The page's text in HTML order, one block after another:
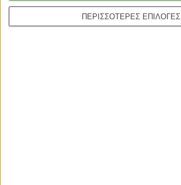
ΠΕΡΙΣΣΟΤΕΡΕΣ ΕΠΙΛΟΓΕΣ